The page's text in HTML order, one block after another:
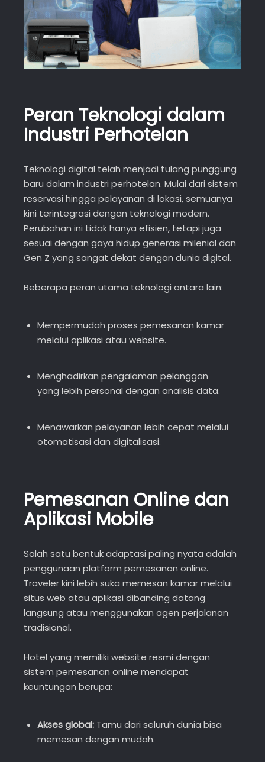
Peran Teknologi dalam
Industri Perhotelan
Teknologi digital telah menjadi tulang punggung
baru dalam industri perhotelan. Mulai dari sistem
reservasi hingga pelayanan di lokasi, semuanya
kini terintegrasi dengan teknologi modern.
Perubahan ini tidak hanya efisien, tetapi juga
sesuai dengan gaya hidup generasi milenial dan
Gen Z yang sangat dekat dengan dunia digital.
Beberapa peran utama teknologi antara lain:
Mempermudah proses pemesanan kamar
melalui aplikasi atau website.
Menghadirkan pengalaman pelanggan
yang lebih personal dengan analisis data.
Menawarkan pelayanan lebih cepat melalui
otomatisasi dan digitalisasi.
Pemesanan Online dan
Aplikasi Mobile
Salah satu bentuk adaptasi paling nyata adalah
penggunaan platform pemesanan online.
Traveler kini lebih suka memesan kamar melalui
situs web atau aplikasi dibanding datang
langsung atau menggunakan agen perjalanan
tradisional.
Hotel yang memiliki website resmi dengan
sistem pemesanan online mendapat
keuntungan berupa:
Akses global:Tamu dari seluruh dunia bisa
memesan dengan mudah.